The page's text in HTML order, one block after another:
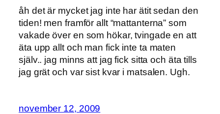
åh det är mycket jag inte har ätit sedan den
tiden! men framför allt “mattanterna” som
vakade över en som hökar, tvingade en att
äta upp allt och man fick inte ta maten
själv.. jag minns att jag fick sitta och äta tills
jag grät och var sist kvar i matsalen. Ugh.
november 12, 2009